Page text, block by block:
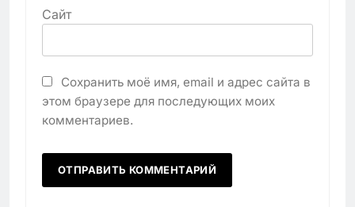
Сайт
Сохранить моё имя, email и адрес сайта в
этом браузере для последующих моих
комментариев.